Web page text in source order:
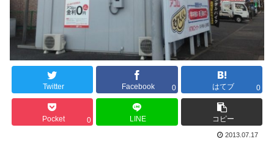
Twitter Facebook 0 はてブ 0
Pocket 0 LINE コピー
2013.07.17